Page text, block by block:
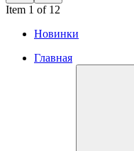
Item 1 of 12
Новинки
Главная